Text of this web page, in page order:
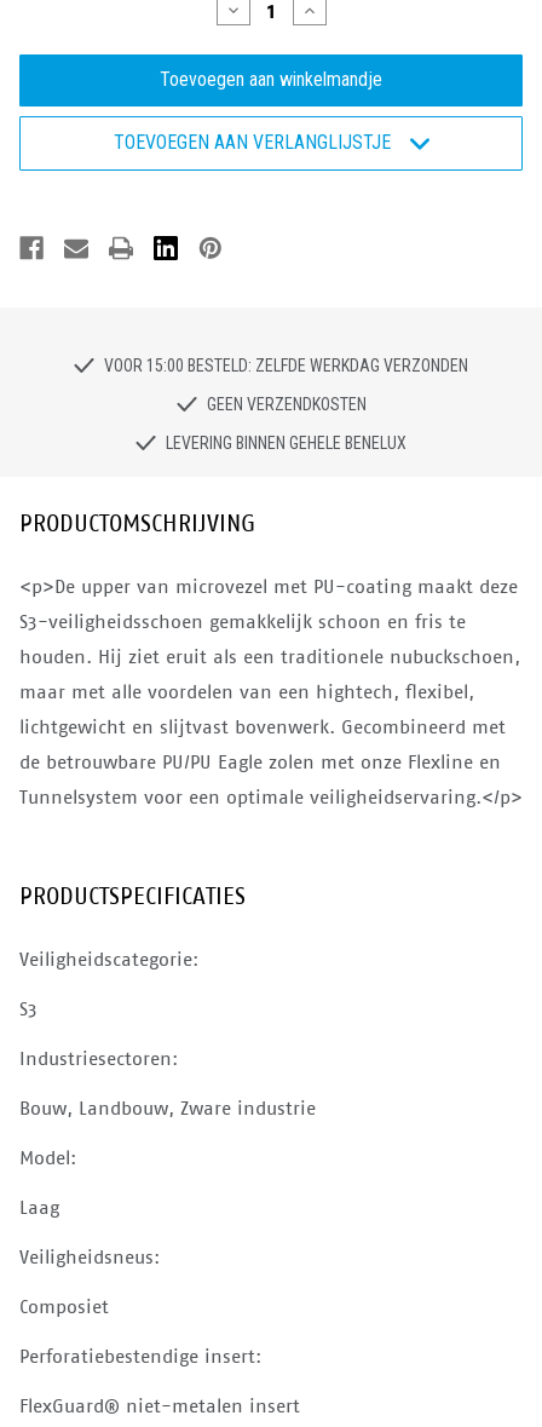
Hoeveelheid
verlagen
Antwerp
-
Veiligheidsschoen
S3
Hoeveelheid
verhogen
Eagle
Antwerp
-
Veiligheidsschoen
S3
TOEVOEGEN AAN VERLANGLIJSTJE
VOOR 15:00 BESTELD: ZELFDE WERKDAG VERZONDEN
GEEN VERZENDKOSTEN
LEVERING BINNEN GEHELE BENELUX
PRODUCTOMSCHRIJVING
<p>De upper van microvezel met PU-coating maakt deze
S3-veiligheidsschoen gemakkelijk schoon en fris te
houden. Hij ziet eruit als een traditionele nubuckschoen,
maar met alle voordelen van een hightech, flexibel,
lichtgewicht en slijtvast bovenwerk. Gecombineerd met
de betrouwbare PU/PU Eagle zolen met onze Flexline en
Tunnelsystem voor een optimale veiligheidservaring.</p>
PRODUCTSPECIFICATIES
Veiligheidscategorie:
S3
Industriesectoren:
Bouw, Landbouw, Zware industrie
Model:
Laag
Veiligheidsneus:
Composiet
Perforatiebestendige insert:
FlexGuard® niet-metalen insert